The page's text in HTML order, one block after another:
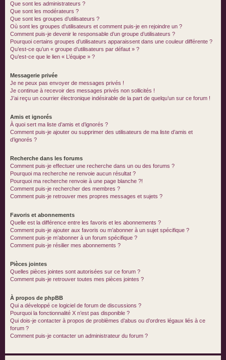
Que sont les administrateurs ?
Que sont les modérateurs ?
Que sont les groupes d’utilisateurs ?
Où sont les groupes d’utilisateurs et comment puis-je en rejoindre un ?
Comment puis-je devenir le responsable d’un groupe d’utilisateurs ?
Pourquoi certains groupes d’utilisateurs apparaissent dans une couleur différente ?
Qu’est-ce qu’un « groupe d’utilisateurs par défaut » ?
Qu’est-ce que le lien « L’équipe » ?
Messagerie privée
Je ne peux pas envoyer de messages privés !
Je continue à recevoir des messages privés non sollicités !
J’ai reçu un courrier électronique indésirable de la part de quelqu’un sur ce forum !
Amis et ignorés
À quoi sert ma liste d’amis et d’ignorés ?
Comment puis-je ajouter ou supprimer des utilisateurs de ma liste d’amis et
d’ignorés ?
Recherche dans les forums
Comment puis-je effectuer une recherche dans un ou des forums ?
Pourquoi ma recherche ne renvoie aucun résultat ?
Pourquoi ma recherche renvoie à une page blanche ?!
Comment puis-je rechercher des membres ?
Comment puis-je retrouver mes propres messages et sujets ?
Favoris et abonnements
Quelle est la différence entre les favoris et les abonnements ?
Comment puis-je ajouter aux favoris ou m’abonner à un sujet spécifique ?
Comment puis-je m’abonner à un forum spécifique ?
Comment puis-je résilier mes abonnements ?
Pièces jointes
Quelles pièces jointes sont autorisées sur ce forum ?
Comment puis-je retrouver toutes mes pièces jointes ?
À propos de phpBB
Qui a développé ce logiciel de forum de discussions ?
Pourquoi la fonctionnalité X n’est pas disponible ?
Qui dois-je contacter à propos de problèmes d’abus ou d’ordres légaux liés à ce
forum ?
Comment puis-je contacter un administrateur du forum ?